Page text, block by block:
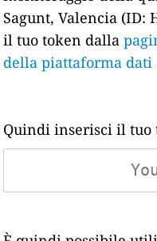
Sagunt, Valencia (ID:
il tuo token dalla
della piattaforma dati
Quindi inserisci il tuo